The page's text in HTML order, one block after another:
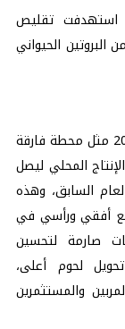
استهدفت تقليص
البروتين الحيواني
​وزارة الزراعة واستصلاح الأراضي أكدت أن عام 2025 مثل محطة فارقة
المحلي ليصل
سنوية بلغت 8% عن العام السابق، وهذه
أفقي ورأسي في
صارمة لتحسين
لحوم أعلى،
والمستثمرين